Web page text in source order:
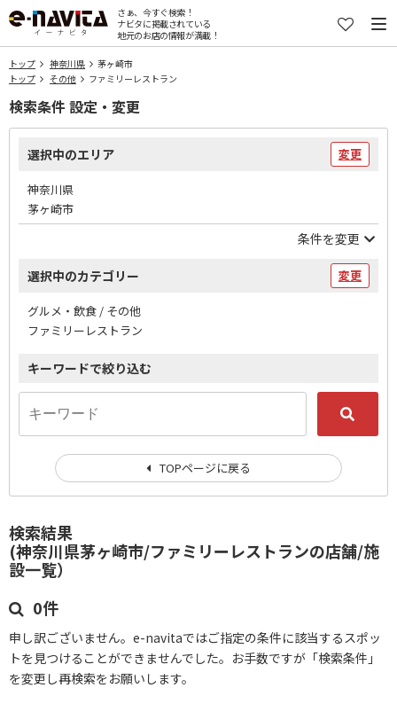
さぁ、今すぐ検索！
ナビタに掲載されている
地元のお店の情報が満載！
トップ 神奈川県
茅ヶ崎市
トップ
その他 ファミリーレストラン
検索結果
(神奈川県茅ヶ崎市/ファミリーレストランの店舗/施
設一覧）
0件
申し訳ございません。e-navitaではご指定の条件に該当するスポッ
トを見つけることができませんでした。お手数ですが「検索条件」
を変更し再検索をお願いします。
検索条件 設定・変更
選択中のエリア 変更
神奈川県
茅ヶ崎市
条件を変更
選択中のカテゴリー 変更
グルメ・飲食 / その他
ファミリーレストラン
キーワードで絞り込む
TOPページに戻る